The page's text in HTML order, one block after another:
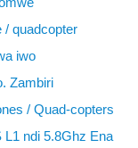
/ quadcopter
iwo
Zambiri
/ Quad-copters
ndi 5.8Ghz Ena